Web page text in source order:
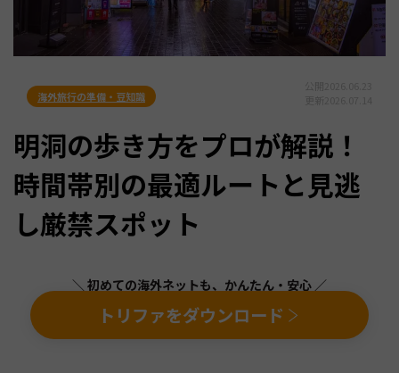
海外旅行の準備・豆知識
明洞の歩き方をプロが解説！
時間帯別の最適ルートと見逃
し厳禁スポット
＼ 初めての海外ネットも、かんたん・安心 ／
トリファをダウンロード